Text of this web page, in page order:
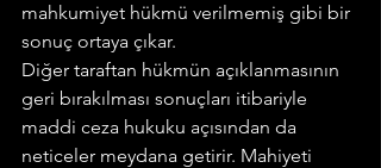
mahkumiyet hükmü verilmemiş gibi bir
sonuç ortaya çıkar.
Diğer taraftan hükmün açıklanmasının
geri bırakılması sonuçları itibariyle
maddi ceza hukuku açısından da
neticeler meydana getirir. Mahiyeti